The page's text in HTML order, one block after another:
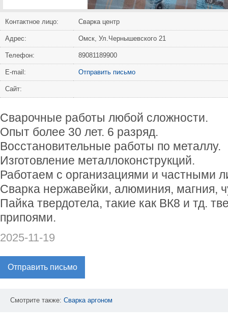
Контактное лицо: Сварка центр
Адрес: Омск, Ул.Чернышевского 21
Телефон: 89081189900
Е-mail: Отправить письмо
Сайт:
Сварочные работы любой сложности.
Опыт более 30 лет. 6 разряд.
Восстановительные работы по металлу.
Изготовление металлоконструкций.
Работаем с организациями и частными
Сварка нержавейки, алюминия, магния,
Пайка твердотела, такие как ВК8 и тд.
припоями.
2025-11-19
Отправить письмо
Смотрите также: Сварка аргоном